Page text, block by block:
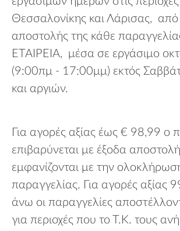
Θεσσαλονίκης και Λάρισας,
αποστολής της κάθε
ΕΤΑΙΡΕΙΑ, μέσα σε εργάσιμο
(9:00πμ - 17:00μμ) εκτός
και αργιών.
Για αγορές αξίας έως € 98,99 ο
επιβαρύνεται με έξοδα
εμφανίζονται με την
παραγγελίας. Για αγορές αξίας
άνω οι παραγγελίες
για περιοχές που το Τ.Κ. τους